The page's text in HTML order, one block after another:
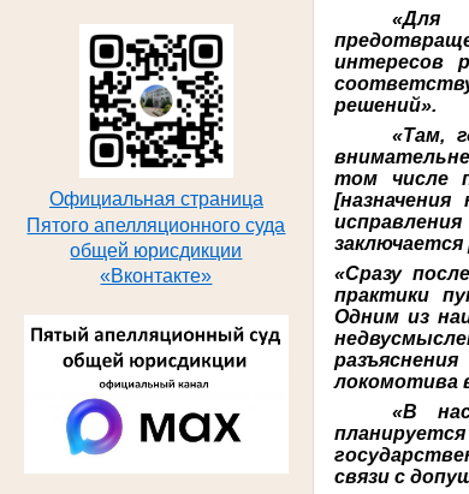
Официальная страница
Пятого апелляционного суда
общей юрисдикции
«Вконтакте»
«Для
интересов
решений».
«Там,
том числе
заключается
«Сразу
практики
Одним из
локомотива
«В
связи с